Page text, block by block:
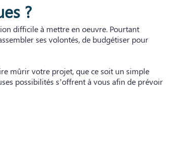
?
difficile à mettre en oeuvre. Pourtant
ses volontés, de budgétiser pour
mûrir votre projet, que ce soit un simple
possibilités s’offrent à vous afin de prévoir